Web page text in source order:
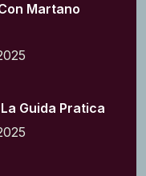
Martano
Guida Pratica